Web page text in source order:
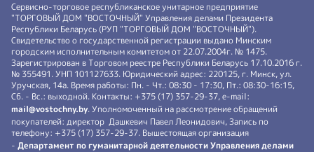
Сервисно-торговое республиканское унитарное предприятие
"ТОРГОВЫЙ ДОМ "ВОСТОЧНЫЙ" Управления делами Президента
Республики Беларусь (РУП "ТОРГОВЫЙ ДОМ "ВОСТОЧНЫЙ").
Свидетельство о государственной регистрации выдано Минским
городским исполнительным комитетом от 22.07.2004г. № 1475.
Зарегистрирован в Торговом реестре Республики Беларусь 17.10.2016 г.
№ 355491. УНП 101127633. Юридический адрес: 220125, г. Минск, ул.
Уручская, 14а. Время работы: Пн. - Чт.: 08:30 - 17:30, Пт.: 08:30-16:15,
Сб. - Вс.: выходной. Контакты: +375 (17) 357-29-37, e-mail:
mail@vostochny.by. Уполномоченный на рассмотрение обращений
покупателей: директор Дашкевич Павел Леонидович, Запись по
телефону: +375 (17) 357-29-37. Вышестоящая организация
- Департамент по гуманитарной деятельности Управления делами